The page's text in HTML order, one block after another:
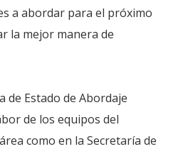
a abordar para el próximo
la mejor manera de
de Estado de Abordaje
de los equipos del
como en la Secretaría de